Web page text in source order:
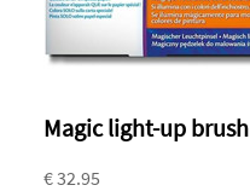
Magic light-up brush
€ 32.95